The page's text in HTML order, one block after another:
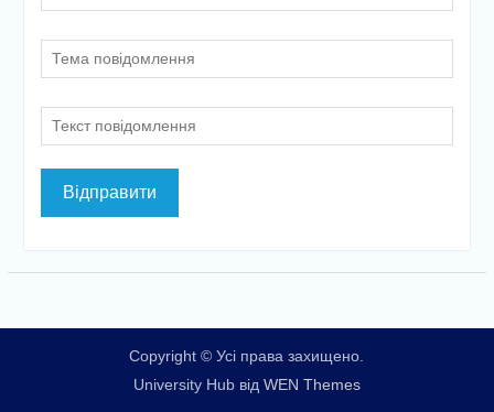
Copyright © Усі права захищено.
University Hub від WEN Themes